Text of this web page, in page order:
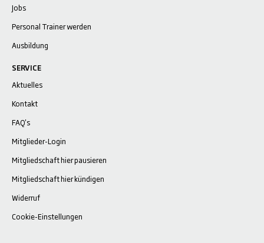
Jobs
Personal Trainer werden
Ausbildung
SERVICE
Aktuelles
Kontakt
FAQ's
Mitglieder-Login
Mitgliedschaft hier pausieren
Mitgliedschaft hier kündigen
Widerruf
Cookie-Einstellungen